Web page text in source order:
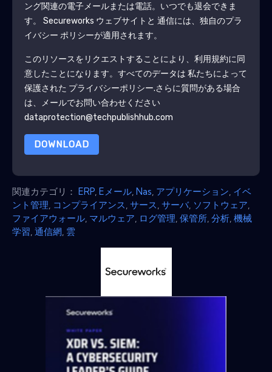
ング関連の電子メールまたは電話。いつでも退会できま
す。 Secureworks ウェブサイトと 通信には、独自のプラ
イバシー ポリシーが適用されます。
このリソースをリクエストすることにより、利用規約に同
意したことになります。すべてのデータは 私たちによって
保護された プライバシーポリシー.さらに質問がある場合
は、メールでお問い合わせください
dataprotection@techpublishhub.com
DOWNLOAD
関連カテゴリ： ERP Eメール Nas アプリケーション イベ
ント管理 コンプライアンス サース サーバ, ソフトウェア
ファイアウォール マルウェア ログ管理 保管所 分析 機械
学習 通信網 雲